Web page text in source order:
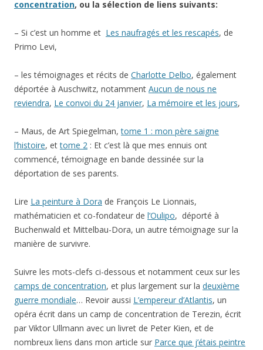
concentration, ou la sélection de liens suivants:
– Si c’est un homme et Les naufragés et les rescapés, de
Primo Levi,
– les témoignages et récits de Charlotte Delbo, également
déportée à Auschwitz, notamment Aucun de nous ne
reviendra, Le convoi du 24 janvier, La mémoire et les jours,
– Maus, de Art Spiegelman,tome 1 : mon père saigne
l’histoire, ettome 2 : Et c’est là que mes ennuis ont
commencé, témoignage en bande dessinée sur la
déportation de ses parents.
Lire La peinture à Dora de François Le Lionnais,
mathématicien et co-fondateur de l’Oulipo, déporté à
Buchenwald et Mittelbau-Dora, un autre témoignage sur la
manière de survivre.
Suivre les mots-clefs ci-dessous et notamment ceux sur les
camps de concentration, et plus largement sur la deuxième
guerre mondiale… Revoir aussi L’empereur d’Atlantis, un
opéra écrit dans un camp de concentration de Terezin, écrit
par Viktor Ullmann avec un livret de Peter Kien, et de
nombreux liens dans mon article sur Parce que j’étais peintre